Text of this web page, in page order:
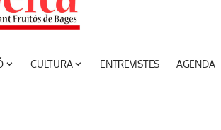
CULTURA ENTREVISTES AGENDA